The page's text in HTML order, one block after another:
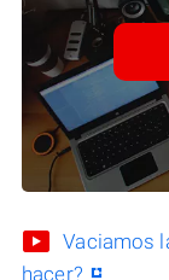
Vaciamos
hacer?